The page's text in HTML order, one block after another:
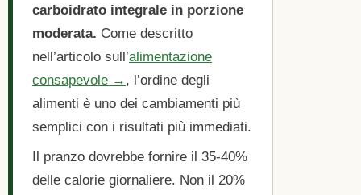
carboidrato integrale in porzione
moderata. Come descritto
nell’articolo sull’alimentazione
consapevole → , l’ordine degli
alimenti è uno dei cambiamenti più
semplici con i risultati più immediati.
Il pranzo dovrebbe fornire il 35-40%
delle calorie giornaliere. Non il 20%